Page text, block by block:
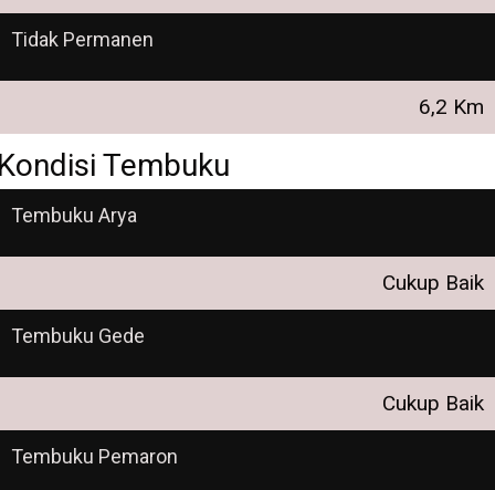
Tidak Permanen
6,2 Km
Tembuku
Tembuku Arya
Cukup Baik
Tembuku Gede
Cukup Baik
Tembuku Pemaron